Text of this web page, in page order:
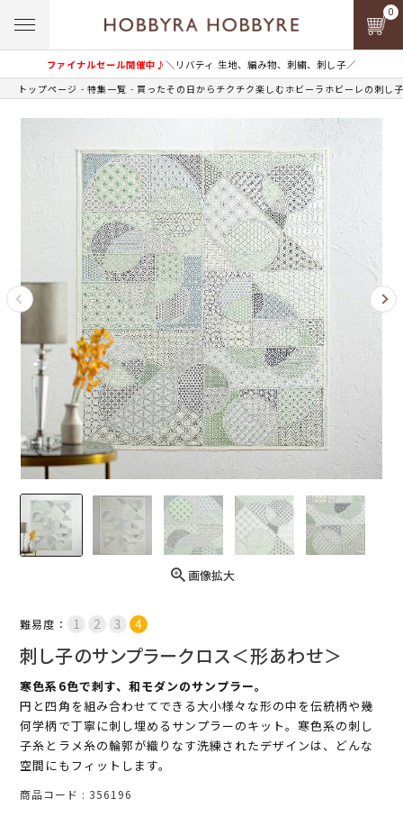
ファイナルセール開催中♪＼リバティ 生地、編み物、刺繍、刺し子／
0
トップページ 特集一覧 買ったその日からチクチク楽しむホビーラホビーレの刺し子
画像拡大
難易度：
刺し子のサンプラークロス＜形あわせ＞
寒色系6色で刺す、和モダンのサンプラー。
円と四角を組み合わせてできる大小様々な形の中を伝統柄や幾
何学柄で丁寧に刺し埋めるサンプラーのキット。寒色系の刺し
子糸とラメ糸の輪郭が織りなす洗練されたデザインは、どんな
空間にもフィットします。
商品コード 356196